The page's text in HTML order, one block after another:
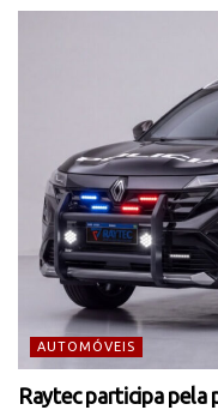
AUTOMÓVEIS
Raytec participa pela